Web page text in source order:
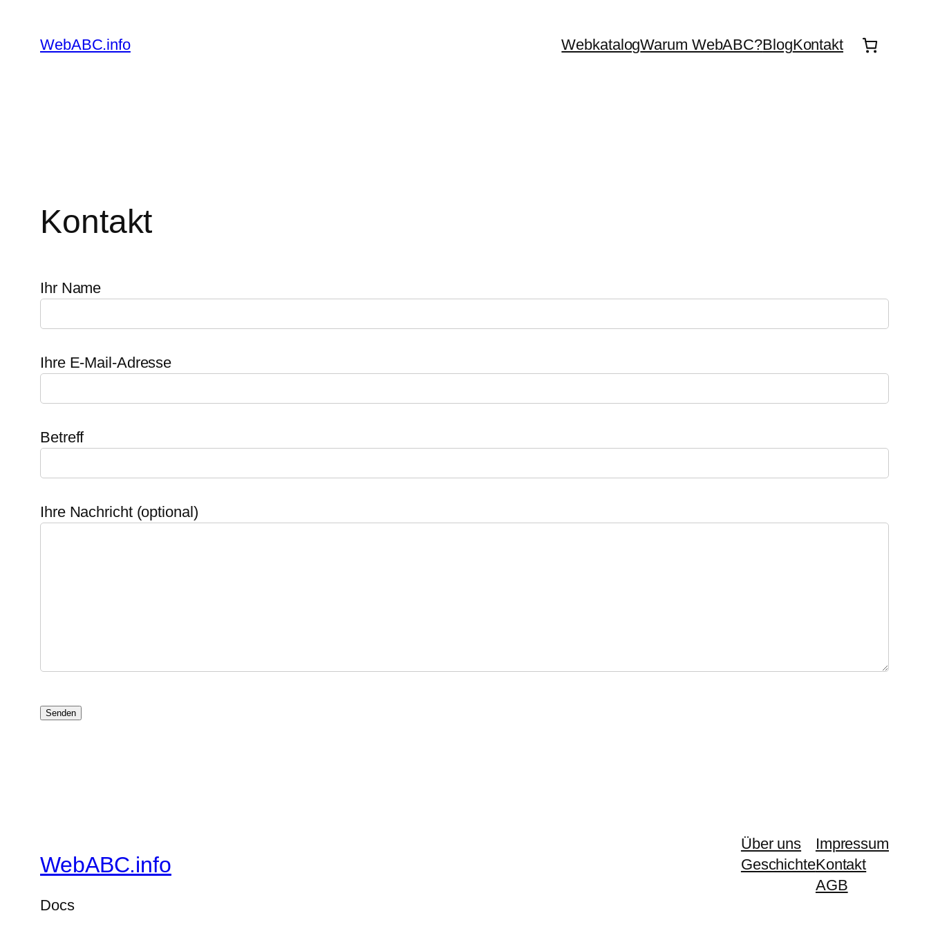
Inhalt
springen
WebABC.info WebkatalogWarum WebABC?BlogKontakt
Kontakt
Ihr Name
Ihre E-Mail-Adresse
Betreff
Ihre Nachricht (optional)
WebABC.info
Docs
Über uns
Geschichte
Impressum
Kontakt
AGB